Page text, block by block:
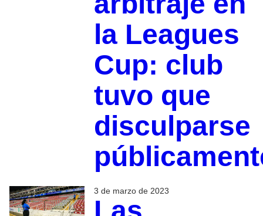
la Leagues
Cup: club
tuvo que
disculparse
3 de marzo de 2023